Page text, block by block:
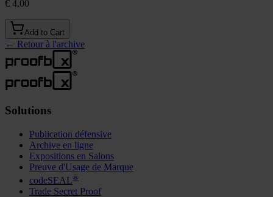
€ 4.00
Add to Cart
← Retour à l'archive
Solutions
Publication défensive
Archive en ligne
Expositions en Salons
Preuve d'Usage de Marque
codeSEAL®
Trade Secret Proof